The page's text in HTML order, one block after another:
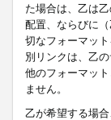
た場合は、乙は
配置、ならびに
切なフォーマッ
別リンクは、乙
他のフォーマッ
ません。
乙が希望する場